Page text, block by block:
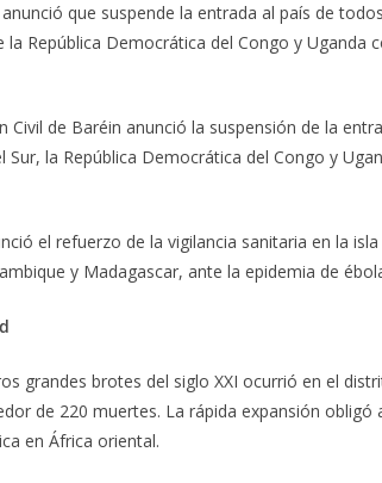
anunció que suspende la entrada al país de
República Democrática del Congo y Uganda
Civil de Baréin anunció la suspensión de la
Sur, la República Democrática del Congo y
el refuerzo de la vigilancia sanitaria en la
y Madagascar, ante la epidemia de
grandes brotes del siglo XXI ocurrió en el
de 220 muertes. La rápida expansión
en África oriental.